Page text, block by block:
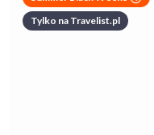
Tylko na Travelist.pl